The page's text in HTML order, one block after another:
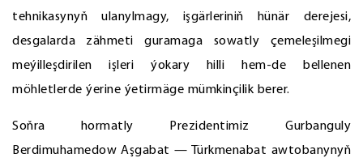
tehnikasynyň ulanylmagy, işgärleriniň hünär derejesi,
desgalarda zähmeti guramaga sowatly çemeleşilmegi
meýilleşdirilen işleri ýokary hilli hem-de bellenen
möhletlerde ýerine ýetirmäge mümkinçilik berer.
Soňra hormatly Prezidentimiz Gurbanguly
Berdimuhamedow Aşgabat — Türkmenabat awtobanynyň